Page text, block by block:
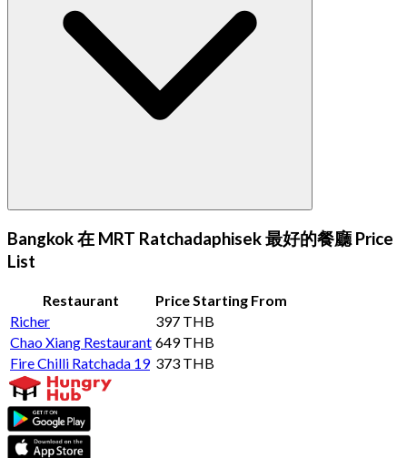
Bangkok 在 MRT Ratchadaphisek 最好的餐廳 Price
List
Restaurant
Price Starting From
Richer
397 THB
Chao Xiang Restaurant 649 THB
Fire Chilli Ratchada 19 373 THB